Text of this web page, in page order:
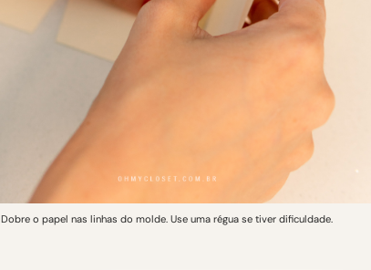
Dobre o papel nas linhas do molde. Use uma régua se tiver dificuldade.